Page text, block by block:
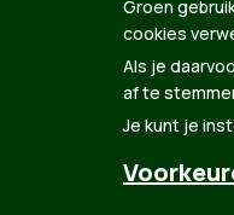
©
Groen
cookies
Als je
af te
Je kunt je